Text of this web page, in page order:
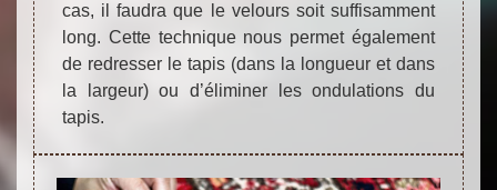
cas, il faudra que le velours soit suffisamment
long. Cette technique nous permet également
de redresser le tapis (dans la longueur et dans
la largeur) ou d’éliminer les ondulations du
tapis.